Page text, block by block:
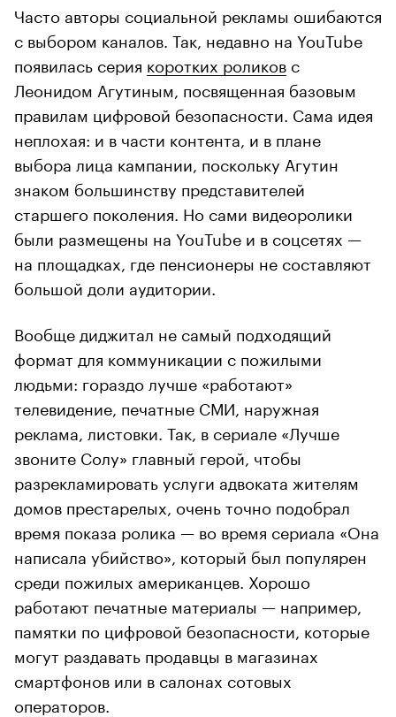
Часто авторы социальной рекламы ошибаются
с выбором каналов. Так, недавно на YouTube
появилась серия коротких роликов с
Леонидом Агутиным, посвященная базовым
правилам цифровой безопасности. Сама идея
неплохая: и в части контента, и в плане
выбора лица кампании, поскольку Агутин
знаком большинству представителей
старшего поколения. Но сами видеоролики
были размещены на YouTube и в соцсетях —
на площадках, где пенсионеры не составляют
большой доли аудитории.
Вообще диджитал не самый подходящий
формат для коммуникации с пожилыми
людьми: гораздо лучше «работают»
телевидение, печатные СМИ, наружная
реклама, листовки. Так, в сериале «Лучше
звоните Солу» главный герой, чтобы
разрекламировать услуги адвоката жителям
домов престарелых, очень точно подобрал
время показа ролика — во время сериала «Она
написала убийство», который был популярен
среди пожилых американцев. Хорошо
работают печатные материалы — например,
памятки по цифровой безопасности, которые
могут раздавать продавцы в магазинах
смартфонов или в салонах сотовых
операторов.